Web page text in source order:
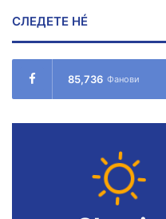
СЛЕДЕТЕ НÉ
85,736 Фанови